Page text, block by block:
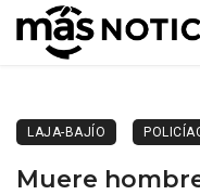
LAJA-BAJÍO
Muere